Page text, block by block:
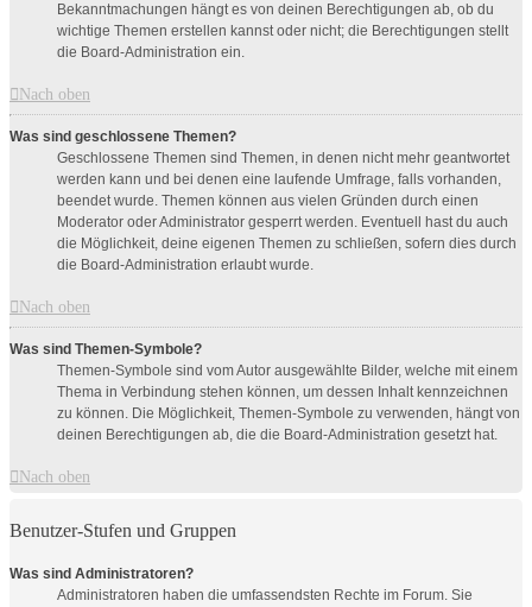
Bekanntmachungen hängt es von deinen Berechtigungen ab, ob du
wichtige Themen erstellen kannst oder nicht; die Berechtigungen stellt
die Board-Administration ein.
Nach oben
Was sind geschlossene Themen?
Geschlossene Themen sind Themen, in denen nicht mehr geantwortet
werden kann und bei denen eine laufende Umfrage, falls vorhanden,
beendet wurde. Themen können aus vielen Gründen durch einen
Moderator oder Administrator gesperrt werden. Eventuell hast du auch
die Möglichkeit, deine eigenen Themen zu schließen, sofern dies durch
die Board-Administration erlaubt wurde.
Nach oben
Was sind Themen-Symbole?
Themen-Symbole sind vom Autor ausgewählte Bilder, welche mit einem
Thema in Verbindung stehen können, um dessen Inhalt kennzeichnen
zu können. Die Möglichkeit, Themen-Symbole zu verwenden, hängt von
deinen Berechtigungen ab, die die Board-Administration gesetzt hat.
Nach oben
Benutzer-Stufen und Gruppen
Was sind Administratoren?
Administratoren haben die umfassendsten Rechte im Forum. Sie